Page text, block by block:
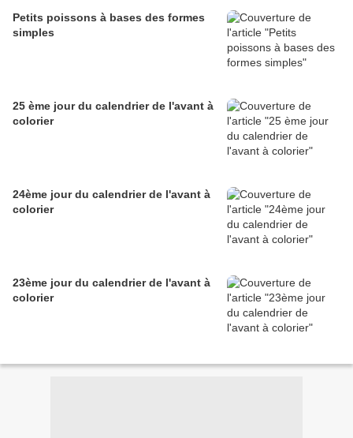
Petits poissons à bases des formes
simples
25 ème jour du calendrier de l'avant à
colorier
24ème jour du calendrier de l'avant à
colorier
23ème jour du calendrier de l'avant à
colorier